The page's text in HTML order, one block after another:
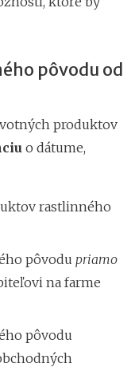
pôvodu od
produktov
o dátume,
rastlinného
pôvodu priamo
na farme
pôvodu